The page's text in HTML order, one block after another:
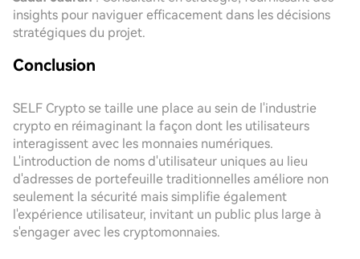
insights pour naviguer efficacement dans les décisions
stratégiques du projet.
Conclusion
SELF Crypto se taille une place au sein de l'industrie
crypto en réimaginant la façon dont les utilisateurs
interagissent avec les monnaies numériques.
L'introduction de noms d'utilisateur uniques au lieu
d'adresses de portefeuille traditionnelles améliore non
seulement la sécurité mais simplifie également
l'expérience utilisateur, invitant un public plus large à
s'engager avec les cryptomonnaies.